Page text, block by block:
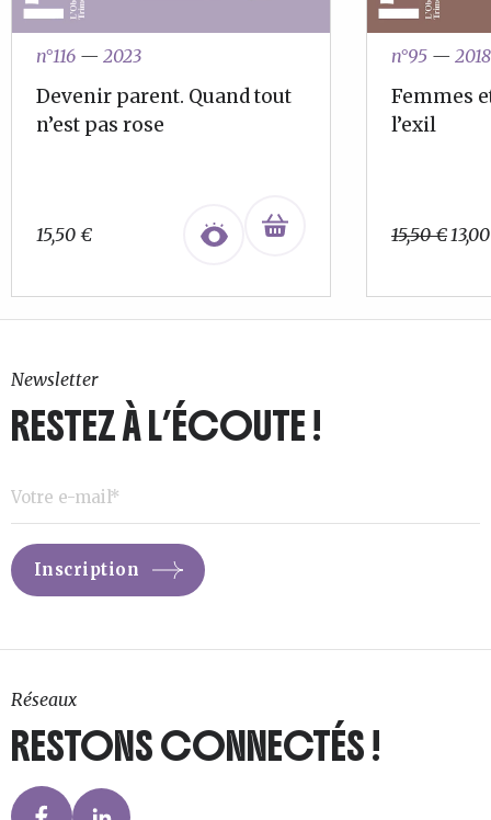
n°116 — 2023
Devenir parent. Quand tout
n’est pas rose
15,50 €
n°95 — 2018
Femmes
l’exil
15,50€ Le
était
Newsletter
RESTEZ À L’ÉCOUTE !
Réseaux
RESTONS CONNECTÉS !